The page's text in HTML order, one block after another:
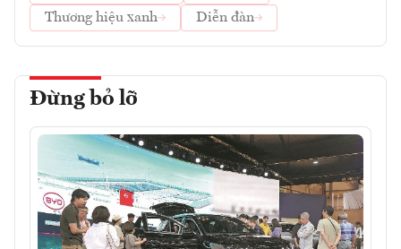
Thương hiệu xanh
Diễn đàn
Đừng bỏ lỡ